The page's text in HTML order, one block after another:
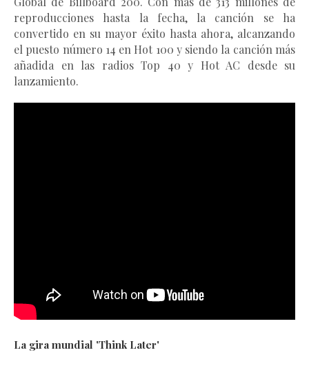
reproducciones hasta la fecha, la canción se ha
convertido en su mayor éxito hasta ahora, alcanzando
el puesto número 14 en Hot 100 y siendo la canción más
añadida en las radios Top 40 y Hot AC desde su
lanzamiento.
La gira mundial 'Think Later'